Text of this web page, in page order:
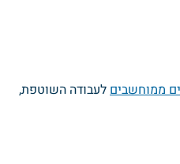
ממוחשבים לעבודה השוטפת,